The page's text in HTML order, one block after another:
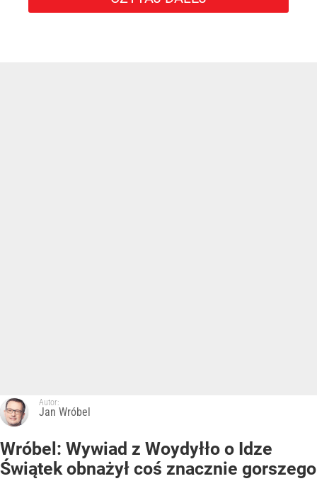
Autor:
Jan Wróbel
Wróbel: Wywiad z Woydyłło o Idze
Świątek obnażył coś znacznie gorszego